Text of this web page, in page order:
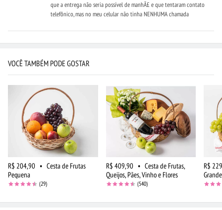
que a entrega não seria possí­vel de manhÃ£ e que tentaram contato
telefônico, mas no meu celular não tinha NENHUMA chamada
VOCÊ TAMBÉM PODE GOSTAR
R$ 204,90 • Cesta de Frutas
Pequena
(29)
R$ 409,90 • Cesta de Frutas,
Queijos, Pães, Vinho e Flores
(540)
R$
Grande